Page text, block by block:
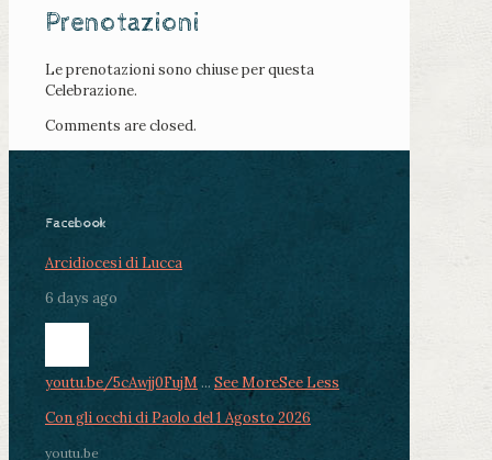
Prenotazioni
Le prenotazioni sono chiuse per questa
Celebrazione.
Comments are closed.
Facebook
Arcidiocesi di Lucca
6 days ago
youtu.be/5cAwjj0FujM ... See MoreSee Less
Con gli occhi di Paolo del 1 Agosto 2026
youtu.be